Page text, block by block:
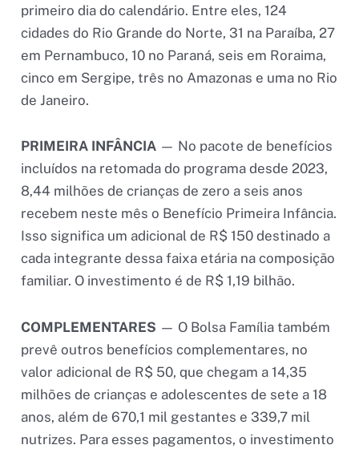
primeiro dia do calendário. Entre eles, 124
cidades do Rio Grande do Norte, 31 na Paraíba, 27
em Pernambuco, 10 no Paraná, seis em Roraima,
cinco em Sergipe, três no Amazonas e uma no Rio
de Janeiro.
PRIMEIRA INFÂNCIA — No pacote de benefícios
incluídos na retomada do programa desde 2023,
8,44 milhões de crianças de zero a seis anos
recebem neste mês o Benefício Primeira Infância.
Isso significa um adicional de R$ 150 destinado a
cada integrante dessa faixa etária na composição
familiar. O investimento é de R$ 1,19 bilhão.
COMPLEMENTARES — O Bolsa Família também
prevê outros benefícios complementares, no
valor adicional de R$ 50, que chegam a 14,35
milhões de crianças e adolescentes de sete a 18
anos, além de 670,1 mil gestantes e 339,7 mil
nutrizes. Para esses pagamentos, o investimento